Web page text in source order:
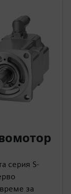
серия S-
за